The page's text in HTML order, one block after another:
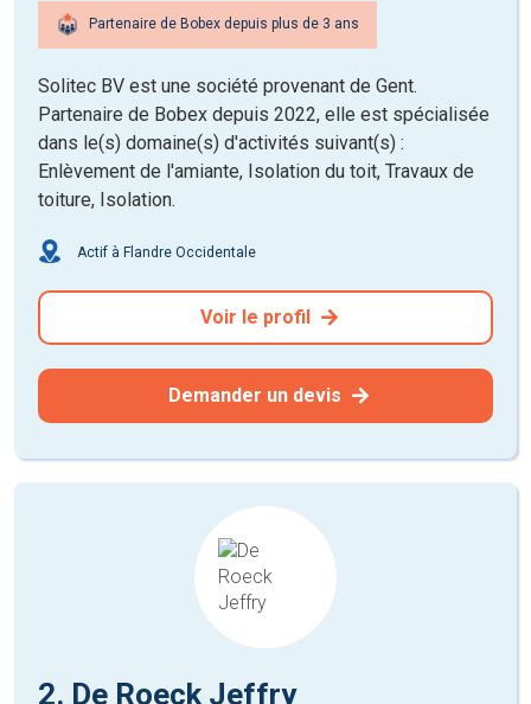
Partenaire de Bobex depuis plus de 3 ans
Solitec BV est une société provenant de Gent.
Partenaire de Bobex depuis 2022, elle est spécialisée
dans le(s) domaine(s) d'activités suivant(s) :
Enlèvement de l'amiante, Isolation du toit, Travaux de
toiture, Isolation.
Actif à Flandre Occidentale
Voir le profil
Demander un devis
2. De Roeck Jeffry